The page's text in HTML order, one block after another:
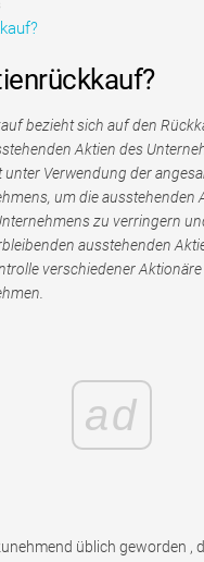
Tutorials
bezieht sich auf den
Aktien des
unter Verwendung der
um die ausstehenden
zu verringern
ausstehenden
verschiedener
ad
üblich geworden ,